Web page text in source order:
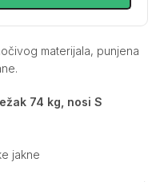
materijala, punjena
74 kg, nosi S
jakne